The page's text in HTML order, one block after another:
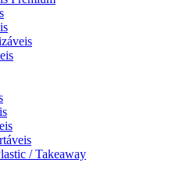
/ Takeaway